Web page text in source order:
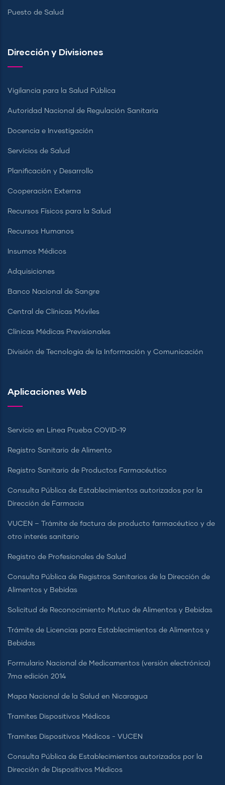
Puesto de Salud
Dirección y Divisiones
Vigilancia para la Salud Pública
Autoridad Nacional de Regulación Sanitaria
Docencia e Investigación
Servicios de Salud
Planificación y Desarrollo
Cooperación Externa
Recursos Físicos para la Salud
Recursos Humanos
Insumos Médicos
Adquisiciones
Banco Nacional de Sangre
Central de Clínicas Móviles
Clínicas Médicas Previsionales
División de Tecnología de la Información y Comunicación
Aplicaciones Web
Servicio en Línea Prueba COVID-19
Registro Sanitario de Alimento
Registro Sanitario de Productos Farmacéutico
Consulta Pública de Establecimientos autorizados por la
Dirección de Farmacia
VUCEN – Trámite de factura de producto farmacéutico y de
otro interés sanitario
Registro de Profesionales de Salud
Consulta Pública de Registros Sanitarios de la Dirección de
Alimentos y Bebidas
Solicitud de Reconocimiento Mutuo de Alimentos y Bebidas
Trámite de Licencias para Establecimientos de Alimentos y
Bebidas
Formulario Nacional de Medicamentos (versión electrónica)
7ma edición 2014
Mapa Nacional de la Salud en Nicaragua
Tramites Dispositivos Médicos
Tramites Dispositivos Médicos - VUCEN
Consulta Pública de Establecimientos autorizados por la
Dirección de Dispositivos Médicos